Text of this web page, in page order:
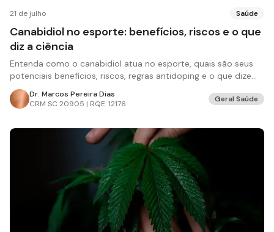
21 de julho Saúde
Canabidiol no esporte: benefícios, riscos e o que
diz a ciência
Entenda como o canabidiol atua no esporte, quais são seus
potenciais benefícios, riscos, regras antidoping e o que dizem
os estudos.
Dr. Marcos Pereira Dias
CRM SC 20905 | RQE: 12176 Geral Saúde